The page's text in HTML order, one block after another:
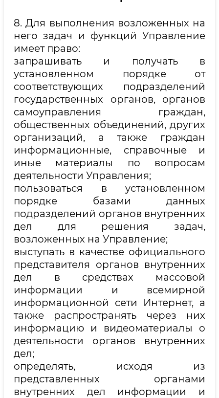
8. Для выполнения возложенных на
него задач и функций Управление
имеет право:
запрашивать и получать в
установленном порядке от
соответствующих подразделений
государственных органов, органов
самоуправления граждан,
общественных объединений, других
организаций, а также граждан
информационные, справочные и
иные материалы по вопросам
деятельности Управления;
пользоваться в установленном
порядке базами данных
подразделений органов внутренних
дел для решения задач,
возложенных на Управление;
выступать в качестве официального
представителя органов внутренних
дел в средствах массовой
информации и всемирной
информационной сети Интернет, а
также распространять через них
информацию и видеоматериалы о
деятельности органов внутренних
дел;
определять, исходя из
представленных органами
внутренних дел информации и